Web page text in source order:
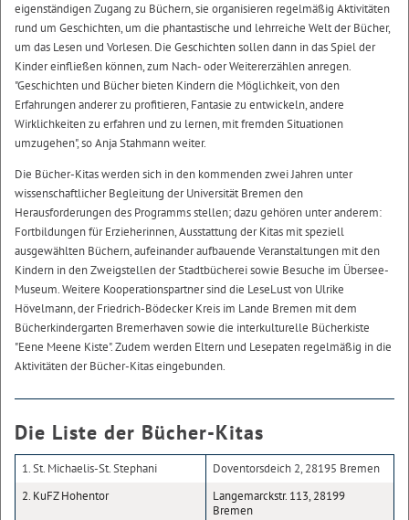
eigenständigen Zugang zu Büchern, sie organisieren regelmäßig Aktivitäten
rund um Geschichten, um die phantastische und lehrreiche Welt der Bücher,
um das Lesen und Vorlesen. Die Geschichten sollen dann in das Spiel der
Kinder einfließen können, zum Nach- oder Weitererzählen anregen.
"Geschichten und Bücher bieten Kindern die Möglichkeit, von den
Erfahrungen anderer zu profitieren, Fantasie zu entwickeln, andere
Wirklichkeiten zu erfahren und zu lernen, mit fremden Situationen
umzugehen", so Anja Stahmann weiter.
Die Bücher-Kitas werden sich in den kommenden zwei Jahren unter
wissenschaftlicher Begleitung der Universität Bremen den
Herausforderungen des Programms stellen; dazu gehören unter anderem:
Fortbildungen für Erzieherinnen, Ausstattung der Kitas mit speziell
ausgewählten Büchern, aufeinander aufbauende Veranstaltungen mit den
Kindern in den Zweigstellen der Stadtbücherei sowie Besuche im Übersee-
Museum. Weitere Kooperationspartner sind die LeseLust von Ulrike
Hövelmann, der Friedrich-Bödecker Kreis im Lande Bremen mit dem
Bücherkindergarten Bremerhaven sowie die interkulturelle Bücherkiste
"Eene Meene Kiste". Zudem werden Eltern und Lesepaten regelmäßig in die
Aktivitäten der Bücher-Kitas eingebunden.
Die Liste der Bücher-Kitas
1. St. Michaelis-St. Stephani
Doventorsdeich 2, 28195 Bremen
2. KuFZ Hohentor
Langemarckstr. 113, 28199
Bremen